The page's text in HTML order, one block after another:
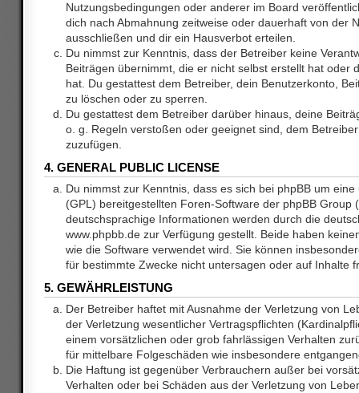
Nutzungsbedingungen oder anderer im Board
dich nach Abmahnung zeitweise oder dauerhaft von der
ausschließen und dir ein Hausverbot erteilen.
Du nimmst zur Kenntnis, dass der Betreiber keine
Beiträgen übernimmt, die er nicht selbst erstellt hat oder
hat. Du gestattest dem Betreiber, dein Benutzerkonto,
zu löschen oder zu sperren.
Du gestattest dem Betreiber darüber hinaus, deine
o. g. Regeln verstoßen oder geeignet sind, dem
zuzufügen.
4. GENERAL PUBLIC LICENSE
Du nimmst zur Kenntnis, dass es sich bei phpBB um
(GPL) bereitgestellten Foren-Software der phpBB Group
deutschsprachige Informationen werden durch die
www.phpbb.de zur Verfügung gestellt. Beide haben
wie die Software verwendet wird. Sie können
für bestimmte Zwecke nicht untersagen oder auf Inhalte
5. GEWÄHRLEISTUNG
Der Betreiber haftet mit Ausnahme der Verletzung von
der Verletzung wesentlicher Vertragspflichten
einem vorsätzlichen oder grob fahrlässigen Verhalten
für mittelbare Folgeschäden wie insbesondere
Die Haftung ist gegenüber Verbrauchern außer bei
Verhalten oder bei Schäden aus der Verletzung von